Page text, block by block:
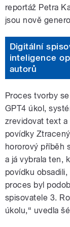
reportáž Petra
jsou nově
Digitální
inteligence
autorů
Proces tvorby
GPT4 úkol,
zrevidovat text a
povídky
hororový příběh
a já vybrala ten,
povídku
proces byl
spisovatele 3.
úkolu,“ uvedla